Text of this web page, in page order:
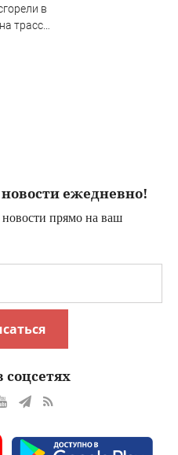
в
трассе
ежедневно!
прямо на ваш
соцсетях